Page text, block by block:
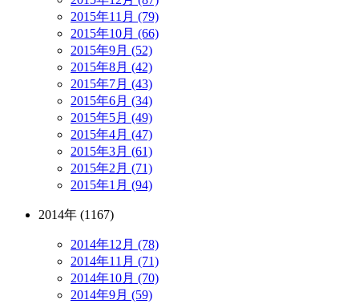
2015年11月 (79)
2015年10月 (66)
2015年9月 (52)
2015年8月 (42)
2015年7月 (43)
2015年6月 (34)
2015年5月 (49)
2015年4月 (47)
2015年3月 (61)
2015年2月 (71)
2015年1月 (94)
2014年 (1167)
2014年12月 (78)
2014年11月 (71)
2014年10月 (70)
2014年9月 (59)